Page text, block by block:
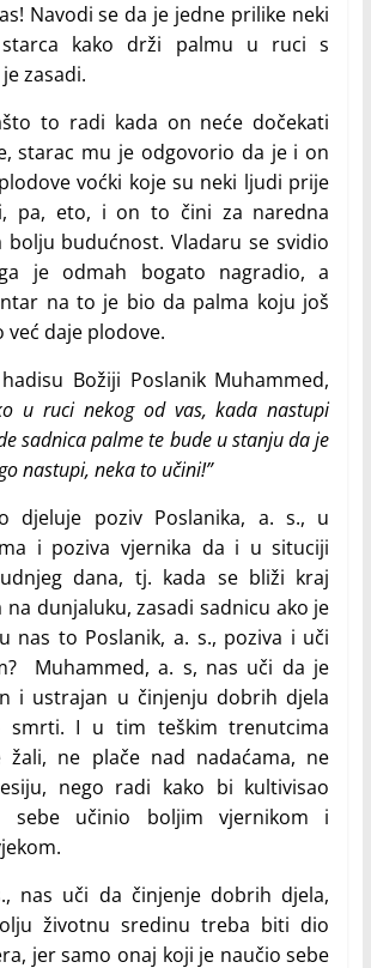
Navodi se da je jedne prilike neki
kako drži palmu u ruci s
zasadi.
to radi kada on neće dočekati
starac mu je odgovorio da je i on
voćki koje su neki ljudi prije
pa, eto, i on to čini za naredna
bolju budućnost. Vladaru se svidio
je odmah bogato nagradio, a
na to je bio da palma koju još
već daje plodove.
Božiji Poslanik Muhammed,
u ruci nekog od vas, kada nastupi
sadnica palme te bude u stanju da je
nastupi, neka to učini!”
djeluje poziv Poslanika, a. s., u
i poziva vjernika da i u situciji
dana, tj. kada se bliži kraj
na dunjaluku, zasadi sadnicu ako je
nas to Poslanik, a. s., poziva i uči
Muhammed, a. s, nas uči da je
i ustrajan u činjenju dobrih djela
smrti. I u tim teškim trenutcima
žali, ne plače nad nadaćama, ne
nego radi kako bi kultivisao
učinio boljim vjernikom i
nas uči da činjenje dobrih djela,
životnu sredinu treba biti dio
jer samo onaj koji je naučio sebe